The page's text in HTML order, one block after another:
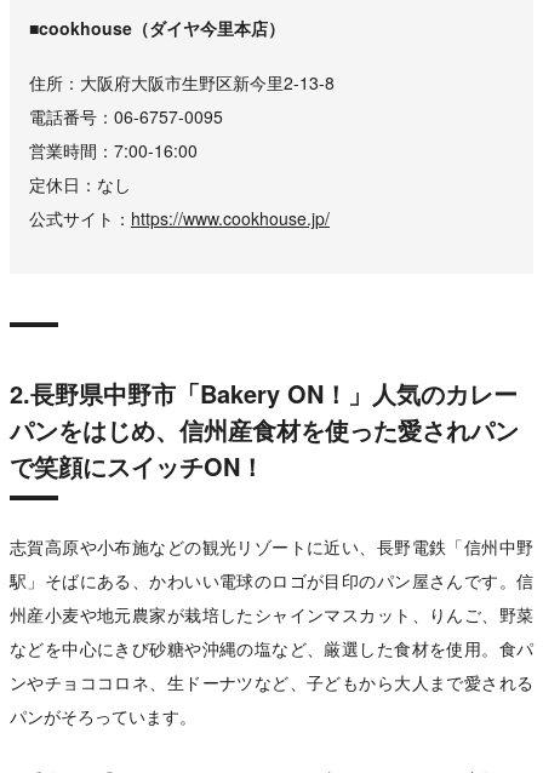
■cookhouse（ダイヤ今里本店）
住所
大阪府大阪市生野区新今里2-13-8
電話番号
06‐6757‐0095
営業時間
7:00-16:00
定休日
なし
公式サイト
https://www.cookhouse.jp/
2.長野県中野市「Bakery ON！」人気のカレー
パンをはじめ、信州産食材を使った愛されパン
で笑顔にスイッチON！
志賀高原や小布施などの観光リゾートに近い、長野電鉄「信州中野
駅」そばにある、かわいい電球のロゴが目印のパン屋さんです。信
州産小麦や地元農家が栽培したシャインマスカット、りんご、野菜
などを中心にきび砂糖や沖縄の塩など、厳選した食材を使用。食パ
ンやチョココロネ、生ドーナツなど、子どもから大人まで愛される
パンがそろっています。